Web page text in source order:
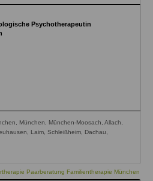
Psychotherapeutin
München, München-Moosach, Allach,
Laim, Schleißheim, Dachau,
Paarberatung Familientherapie München